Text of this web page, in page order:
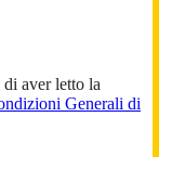
aver letto la
Generali di